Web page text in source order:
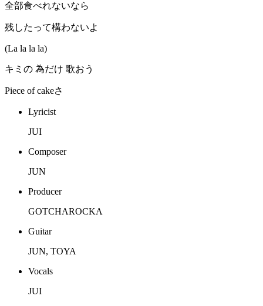
全部食べれないなら
残したって構わないよ
(La la la la)
キミの 為だけ 歌おう
Piece of cakeさ
Lyricist
JUI
Composer
JUN
Producer
GOTCHAROCKA
Guitar
JUN, TOYA
Vocals
JUI